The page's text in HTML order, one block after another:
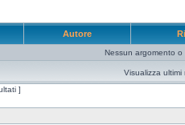
Autore
Nessun argomento o
Visualizza ultimi
]